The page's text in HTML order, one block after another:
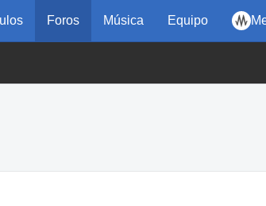
Foros Música Equipo